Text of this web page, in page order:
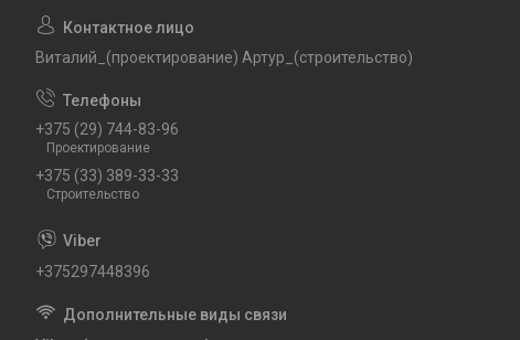
Виталий_(проектирование) Артур_(строительство)
+375 (29) 744-83-96
Проектирование
+375 (33) 389-33-33
Строительство
+375297448396